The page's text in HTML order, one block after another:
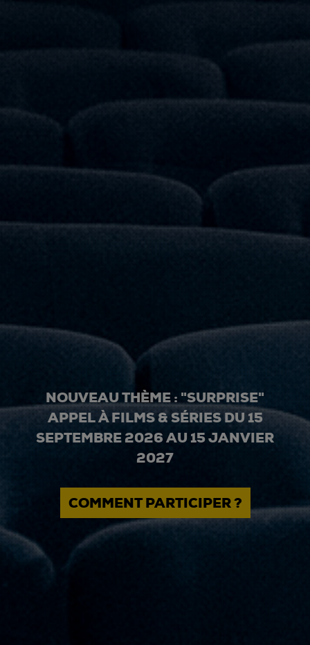
NOUVEAU THÈME : "SURPRISE"
APPEL À FILMS & SÉRIES DU 15
SEPTEMBRE 2026 AU 15 JANVIER
2027
COMMENT PARTICIPER ?